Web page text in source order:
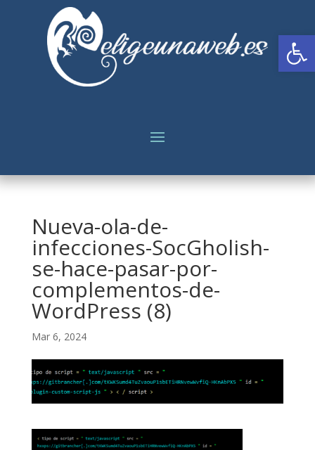
Nueva-ola-de-
infecciones-SocGholish-
se-hace-pasar-por-
complementos-de-
WordPress (8)
Mar 6, 2024